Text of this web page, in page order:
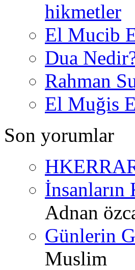
hikmetler
El Mucib
Dua
Rahman
El Muğis
Son yorumlar
Adnan
Günlerin
Muslim